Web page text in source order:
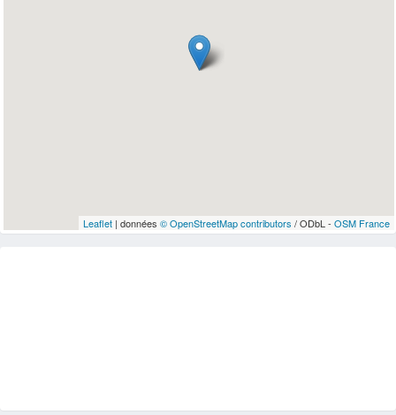
Leaflet| données © OpenStreetMap contributors / ODbL - OSM France